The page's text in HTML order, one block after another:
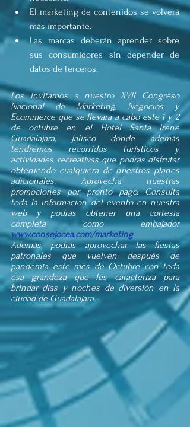
El marketing de contenidos se volverá
más importante.
Las marcas deberán aprender sobre
sus consumidores sin depender de
datos de terceros.
Los invitamos a nuestro XVII Congreso
Nacional de Marketing, Negocios y
Ecommerce que se llevara a cabo este 1 y 2
de octubre en el Hotel Santa Irene
Guadalajara, Jalisco donde además
tendremos recorridos turísticos y
actividades recreativas que podrás disfrutar
obteniendo cualquiera de nuestros planes
adicionales. Aprovecha nuestras
promociones por pronto pago. Consulta
toda la información del evento en nuestra
web y podrás obtener una cortesía
completa como embajador
www.consejocea.com/marketing
Además, podrás aprovechar las fiestas
patronales que vuelven después de
pandemia este mes de Octubre con toda
esa grandeza que les caracteriza para
brindar días y noches de diversión en la
ciudad de Guadalajara.-